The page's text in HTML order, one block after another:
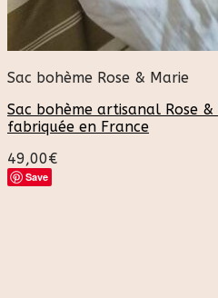
Sac bohème Rose & Marie
Sac bohème artisanal Rose &
fabriquée en France
49,00€
Save